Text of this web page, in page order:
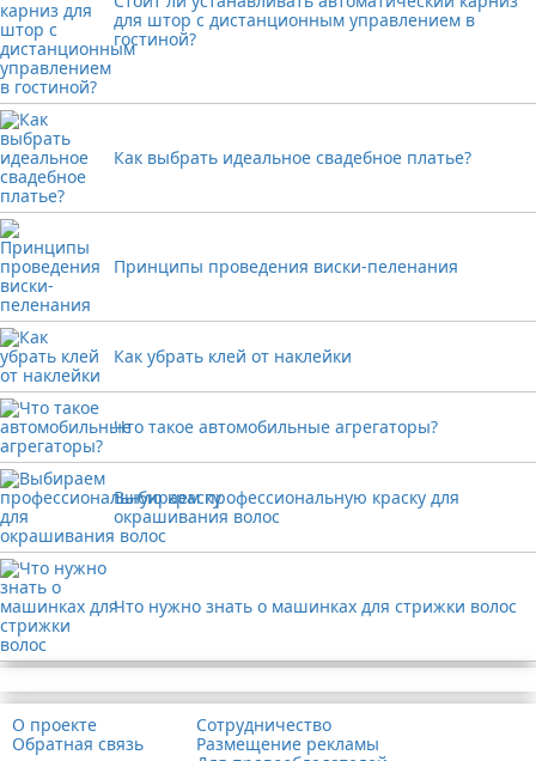
для штор с дистанционным управлением в
гостиной?
Как выбрать идеальное свадебное платье?
Принципы проведения виски-пеленания
Как убрать клей от наклейки
Что такое автомобильные агрегаторы?
Выбираем профессиональную краску для
окрашивания волос
Что нужно знать о машинках для стрижки волос
О проекте
Обратная связь
Сотрудничество
Размещение рекламы